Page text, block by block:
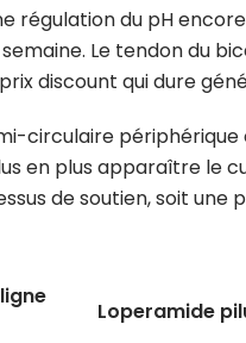
régulation du pH
semaine. Le tendon du
discount qui dure
circulaire
en plus apparaître le
de soutien, soit
Loperamide